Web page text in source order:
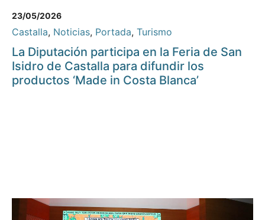
23/05/2026
Castalla, Noticias, Portada, Turismo
La Diputación participa en la Feria de San
Isidro de Castalla para difundir los
productos ‘Made in Costa Blanca’